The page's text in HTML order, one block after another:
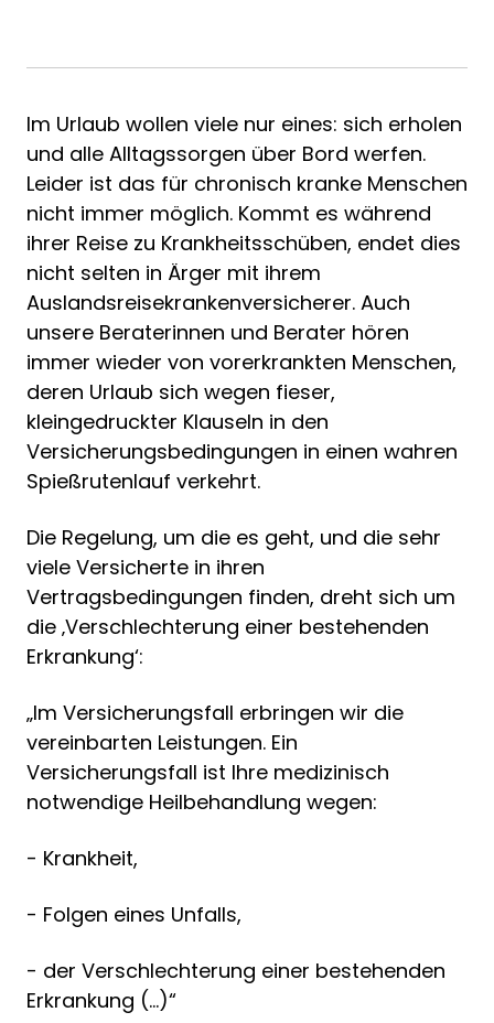
Im Urlaub wollen viele nur eines: sich erholen
und alle Alltagssorgen über Bord werfen.
Leider ist das für chronisch kranke Menschen
nicht immer möglich. Kommt es während
ihrer Reise zu Krankheitsschüben, endet dies
nicht selten in Ärger mit ihrem
Auslandsreisekrankenversicherer. Auch
unsere Beraterinnen und Berater hören
immer wieder von vorerkrankten Menschen,
deren Urlaub sich wegen fieser,
kleingedruckter Klauseln in den
Versicherungsbedingungen in einen wahren
Spießrutenlauf verkehrt.
Die Regelung, um die es geht, und die sehr
viele Versicherte in ihren
Vertragsbedingungen finden, dreht sich um
die ‚Verschlechterung einer bestehenden
Erkrankung‘:
„Im Versicherungsfall erbringen wir die
vereinbarten Leistungen. Ein
Versicherungsfall ist Ihre medizinisch
notwendige Heilbehandlung wegen:
- Krankheit,
- Folgen eines Unfalls,
- der Verschlechterung einer bestehenden
Erkrankung (…)“